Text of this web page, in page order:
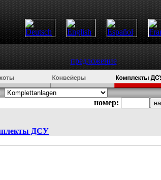
предложение
номер:
ДСУ